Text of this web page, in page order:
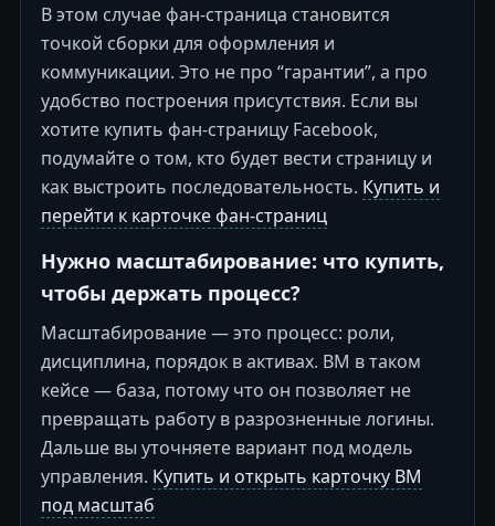
В этом случае фан-страница становится
точкой сборки для оформления и
коммуникации. Это не про “гарантии”, а про
удобство построения присутствия. Если вы
хотите купить фан-страницу Facebook,
подумайте о том, кто будет вести страницу и
как выстроить последовательность. Купить и
перейти к карточке фан-страниц
Нужно масштабирование: что купить,
чтобы держать процесс?
Масштабирование — это процесс: роли,
дисциплина, порядок в активах. BM в таком
кейсе — база, потому что он позволяет не
превращать работу в разрозненные логины.
Дальше вы уточняете вариант под модель
управления. Купить и открыть карточку BM
под масштаб